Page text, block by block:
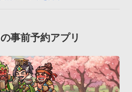
事前予約アプリ